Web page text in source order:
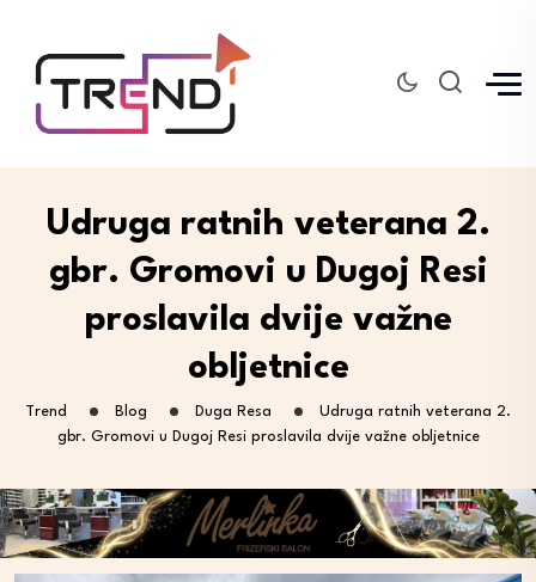
Udruga ratnih veterana 2.
gbr. Gromovi u Dugoj Resi
proslavila dvije važne
obljetnice
Trend Blog Duga Resa
Udruga ratnih veterana 2.
gbr. Gromovi u Dugoj Resi proslavila dvije važne obljetnice